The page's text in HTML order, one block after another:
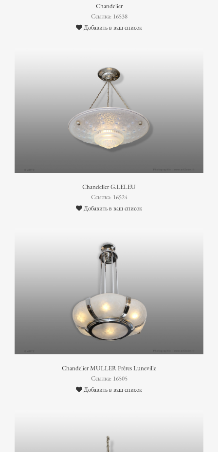
Chandelier
Ссылка: 16538
Добавить в ваш список
Chandelier G.LELEU
Ссылка: 16524
Добавить в ваш список
Chandelier MULLER Frères Luneville
Ссылка: 16505
Добавить в ваш список